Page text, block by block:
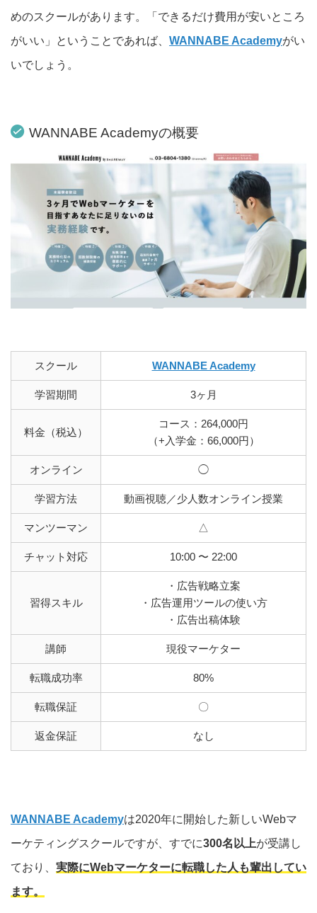
めのスクールがあります。「できるだけ費用が安いところ
がいい」ということであれば、 WANNABE Academyがい
いでしょう。
WANNABE Academyの概要
スクール WANNABE Academy
学習期間 3ヶ月
料金（税込）
コース：264,000円
（+入学金：66,000円）
オンライン ◯
学習方法 動画視聴／少人数オンライン授業
マンツーマン △
チャット対応 10:00 〜 22:00
習得スキル
・広告戦略立案
・広告運用ツールの使い方
・広告出稿体験
講師 現役マーケター
転職成功率 80%
転職保証 〇
返金保証 なし
WANNABE Academyは2020年に開始した新しいWebマ
ーケティングスクールですが、すでに300名以上が受講し
ており、 実際にWebマーケターに転職した人も輩出してい
ます。